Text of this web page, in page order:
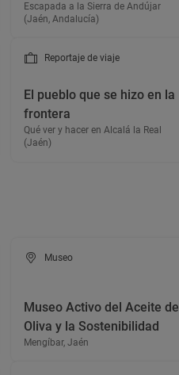
Escapada a la Sierra de Andújar
(Jaén, Andalucía)
Reportaje de viaje
El pueblo que se hizo en la
frontera
Qué ver y hacer en Alcalá la Real
(Jaén)
Museo
Museo Activo del Aceite de
Oliva y la Sostenibilidad
Mengíbar, Jaén